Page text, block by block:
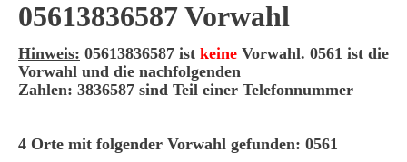
05613836587 Vorwahl
Hinweis: 05613836587 ist keine Vorwahl. 0561 ist die
Vorwahl und die nachfolgenden
Zahlen: 3836587 sind Teil einer Telefonnummer
4 Orte mit folgender Vorwahl gefunden: 0561